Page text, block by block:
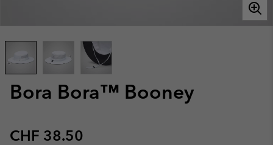
Bora Bora™ Booney
Regular price:
CHF 38.50